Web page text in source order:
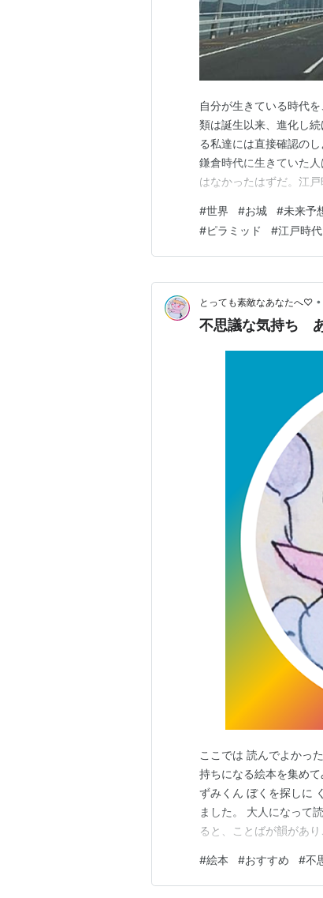
自分が生きている時代
類は誕生以来、進化し
る私達には直接確認の
鎌倉時代に生きていた
はなかったはずだ。江
が、人類の歴史から見
から類推すると、人間
#世界 #お城 #未来予
#ピラミッド #江戸時代
とっても素敵なあなたへ♡ •
不思議な気持ち
ここでは 読んでよかっ
持ちになる絵本を集め
ずみくん ぼくを探しに
ました。 大人になって
ると、ことばが韻があ
いさなお子様から大人
版され…
#絵本 #おすすめ #不